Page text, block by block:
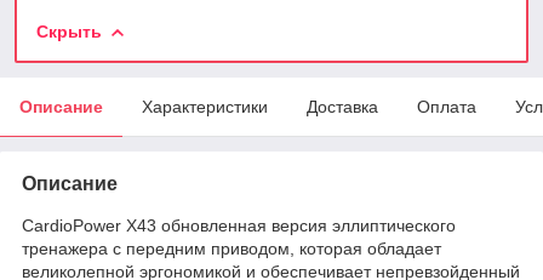
Скрыть
Описание Характеристики Доставка Оплата
Описание
CardioPower X43 обновленная версия эллиптического
тренажера с передним приводом, которая обладает
великолепной эргономикой и обеспечивает непревзойденный